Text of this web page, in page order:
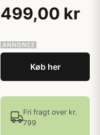
499,00 kr
Køb her
Fri fragt over kr.
799